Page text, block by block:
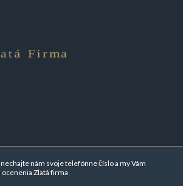
nám svoje telefónne číslo a my Vám
Zlatá firma